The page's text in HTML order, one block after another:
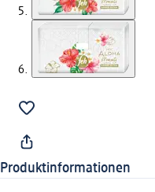
Produktinformationen